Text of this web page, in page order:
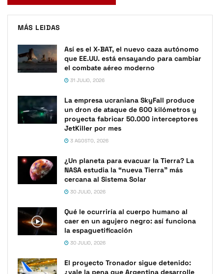
MÁS LEIDAS
Así es el X-BAT, el nuevo caza autónomo
que EE.UU. está ensayando para cambiar
el combate aéreo moderno
31 JULIO, 2026
La empresa ucraniana SkyFall produce
un dron de ataque de 600 kilómetros y
proyecta fabricar 50.000 interceptores
JetKiller por mes
3 AGOSTO, 2026
¿Un planeta para evacuar la Tierra? La
NASA estudia la “nueva Tierra” más
cercana al Sistema Solar
30 JULIO, 2026
Qué le ocurriría al cuerpo humano al
caer en un agujero negro: así funciona
la espaguetificación
30 JULIO, 2026
El proyecto Tronador sigue detenido:
¿vale la pena que Argentina desarrolle